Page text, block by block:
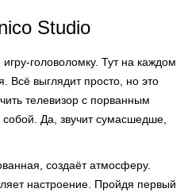
Studio
головоломку. Тут на каждом
Всё выглядит просто, но это
телевизор с порванным
Да, звучит сумасшедше,
создаёт атмосферу.
настроение. Пройдя первый